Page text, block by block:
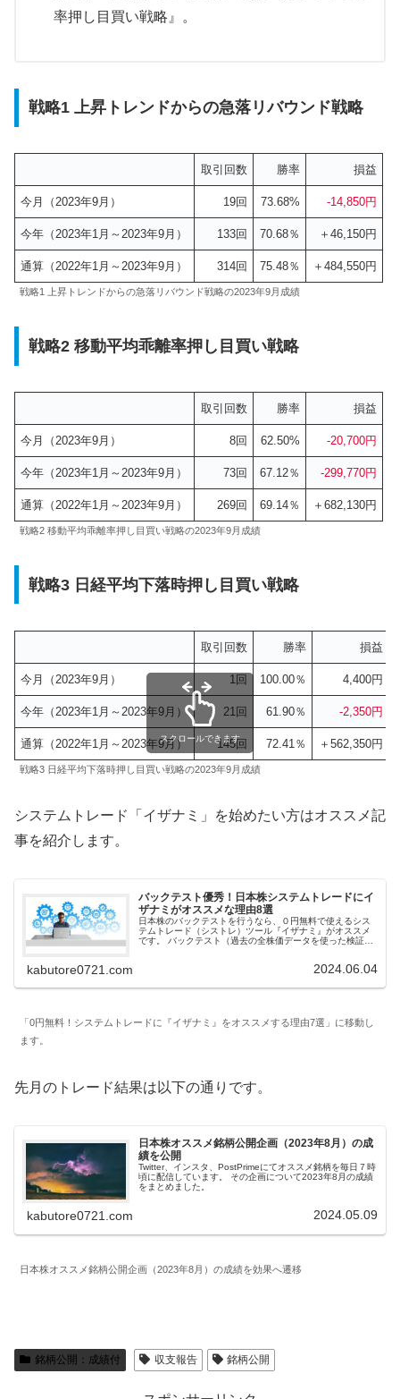
率押し目買い戦略』。
戦略1 上昇トレンドからの急落リバウンド戦略
取引回数 勝率 損益
今月（2023年9月） 19回 73.68% -14,850円
今年（2023年1月～2023年9月） 133回 70.68％ ＋46,150円
通算（2022年1月～2023年9月） 314回 75.48％ ＋484,550円
戦略1 上昇トレンドからの急落リバウンド戦略の2023年9月成績
戦略2 移動平均乖離率押し目買い戦略
取引回数 勝率 損益
今月（2023年9月） 8回 62.50% -20,700円
今年（2023年1月～2023年9月） 73回 67.12％ -299,770円
通算（2022年1月～2023年9月） 269回 69.14％ ＋682,130円
戦略2 移動平均乖離率押し目買い戦略の2023年9月成績
戦略3 日経平均下落時押し目買い戦略
取引回数 勝率 損益
今月（2023年9月） 1回 100.00％ 4,400円
今年（2023年1月～2023年9月） 21回 61.90％ -2,350円
通算（2022年1月～2023年9月） 145回 72.41％ ＋562,350円
スクロールできます
戦略3 日経平均下落時押し目買い戦略の2023年9月成績
システムトレード「イザナミ」を始めたい方はオススメ記
事を紹介します。
バックテスト優秀！日本株システムトレードにイ
ザナミがオススメな理由8選
日本株のバックテストを行うなら、０円無料で使えるシス
テムトレード（シストレ）ツール『イザナミ』がオススメ
です。 バックテスト（過去の全株価データを使った検証）
kabutore0721.com 2024.06.04
「0円無料！システムトレードに『イザナミ』をオススメする理由7選」に移動し
ます。
先月のトレード結果は以下の通りです。
日本株オススメ銘柄公開企画（2023年8月）の成
績を公開
Twitter、インスタ、PostPrimeにてオススメ銘柄を毎日７時
頃に配信しています。 その企画について2023年8月の成績
をまとめました。
kabutore0721.com 2024.05.09
日本株オススメ銘柄公開企画（2023年8月）の成績を効果へ遷移
銘柄公開：成績付 収支報告 銘柄公開